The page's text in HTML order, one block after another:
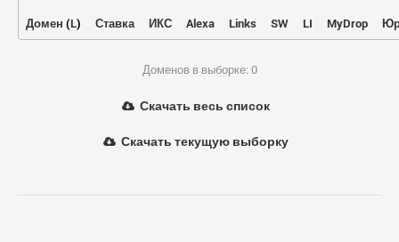
Домен (L) Ставка ИКС Alexa Links SW LI MyDrop
Доменов в выборке: 0
Скачать весь список
Скачать текущую выборку